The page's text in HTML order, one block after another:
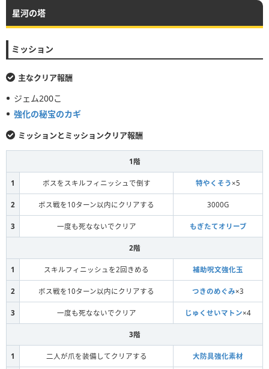
ガーゴイル
かまいたち
エレメント
あくま
よるのていおう
星河の塔
ミッション
主なクリア報酬
ジェム200こ
強化の秘宝のカギ
ミッションとミッションクリア報酬
1階
1 ボスをスキルフィニッシュで倒す 特やくそう ×5
2 ボス戦を10ターン以内にクリアする 3000G
3 一度も死なないでクリア もぎたてオリーブ
2階
1 スキルフィニッシュを2回きめる 補助呪文強化玉
2 ボス戦を10ターン以内にクリアする つきのめぐみ×3
3 一度も死なないでクリア じゅくせいマトン×4
3階
1 二人が爪を装備してクリアする 大防具強化素材